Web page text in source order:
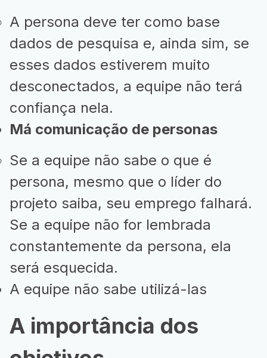
A persona deve ter como base
dados de pesquisa e, ainda sim, se
esses dados estiverem muito
desconectados, a equipe não terá
confiança nela.
Má comunicação de personas
Se a equipe não sabe o que é
persona, mesmo que o líder do
projeto saiba, seu emprego falhará.
Se a equipe não for lembrada
constantemente da persona, ela
será esquecida.
A equipe não sabe utilizá-las
A importância dos